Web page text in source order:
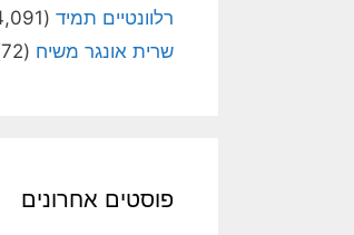
רלוונטיים תמיד (4,091)
שרית אונגר משיח (72)
פוסטים אחרונים